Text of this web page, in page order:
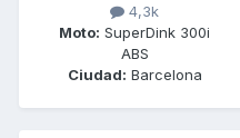
4,3k
Moto: SuperDink 300i
ABS
Ciudad: Barcelona